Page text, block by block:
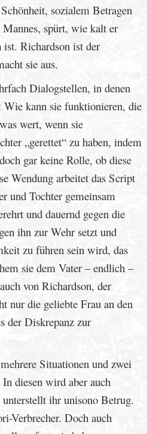
sozialem Betragen
Mannes, spürt, wie kalt er
Richardson ist der
sie aus.
Dialogstellen, in denen
Wie kann sie funktionieren, die
wert, wenn sie
„gerettet“ zu haben, indem
gar keine Rolle, ob diese
Wendung arbeitet das Script
und Tochter gemeinsam
und dauernd gegen die
ihn zur Wehr setzt und
zu führen sein wird, das
sie dem Vater – endlich –
von Richardson, der
nur die geliebte Frau an den
der Diskrepanz zur
Situationen und zwei
diesen wird aber auch
ihr unisono Betrug.
Verbrecher. Doch auch